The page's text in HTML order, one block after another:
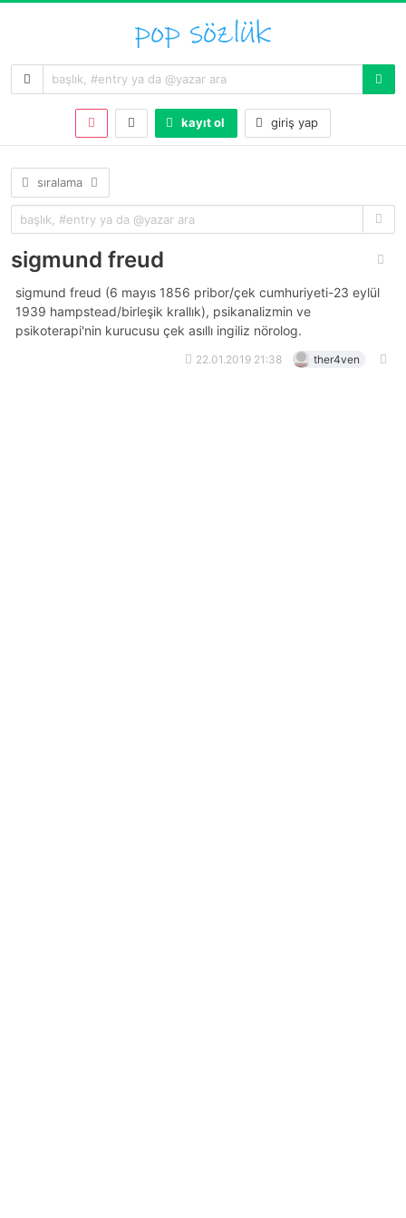
kayıt ol giriş yap
sıralama
sigmund freud
sigmund freud (6 mayıs 1856 pribor/çek cumhuriyeti-23 eylül
1939 hampstead/birleşik krallık), psikanalizmin ve
psikoterapi'nin kurucusu çek asıllı ingiliz nörolog.
22.01.2019 21:38 ther4ven